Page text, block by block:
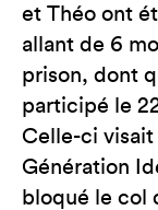
et Théo ont
allant de 6
prison, dont
participé le
Celle-ci
Génération
bloqué le col